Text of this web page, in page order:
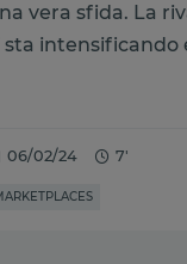
vera sfida. La
sta intensificando
06/02/24 7'